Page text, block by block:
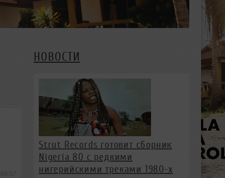
-60:57
НОВОСТИ
Strut Records готовит сборник
Nigeria 80 с редкими
нигерийскими треками 1980-х